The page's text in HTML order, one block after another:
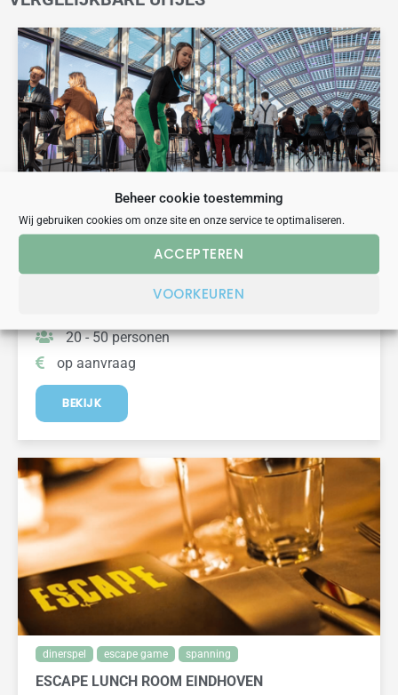
Beheer cookie toestemming
Wij gebruiken cookies om onze site en onze service te optimaliseren.
ACCEPTEREN
VOORKEUREN
teambuilding training workshop
CONNECTIE GAME VOOR BEDRIJVEN EINDHOVEN
20 - 50 personen
op aanvraag
BEKIJK
dinerspel escape game spanning
ESCAPE LUNCH ROOM EINDHOVEN